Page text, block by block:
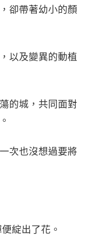
卻帶著幼小的顏
以及變異的動植
的城，共同面對
次也沒想過要將
綻出了花。